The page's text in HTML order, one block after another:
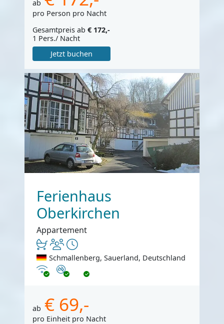
ab
pro Person pro Nacht
Gesamtpreis ab € 172,-
1 Pers./ Nacht
Jetzt buchen
Ferienhaus
Oberkirchen
Appartement
Schmallenberg, Sauerland, Deutschland
InternetNichtraucher
ab € 69,-
pro Einheit pro Nacht